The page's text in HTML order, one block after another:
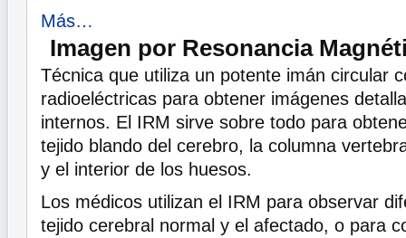
Más…
Imagen por Resonancia
Técnica que utiliza un potente imán circular
radioeléctricas para obtener imágenes
internos. El IRM sirve sobre todo para
tejido blando del cerebro, la columna
y el interior de los huesos.
Los médicos utilizan el IRM para observar
tejido cerebral normal y el afectado, o para